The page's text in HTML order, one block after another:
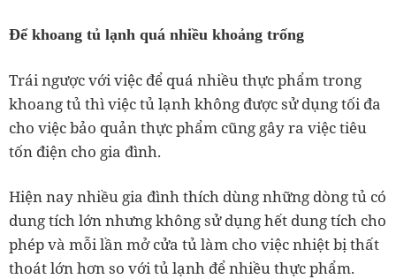
Để khoang tủ lạnh quá nhiều khoảng trống
Trái ngược với việc để quá nhiều thực phẩm trong
khoang tủ thì việc tủ lạnh không được sử dụng tối đa
cho việc bảo quản thực phẩm cũng gây ra việc tiêu
tốn điện cho gia đình.
Hiện nay nhiều gia đình thích dùng những dòng tủ có
dung tích lớn nhưng không sử dụng hết dung tích cho
phép và mỗi lần mở cửa tủ làm cho việc nhiệt bị thất
thoát lớn hơn so với tủ lạnh để nhiều thực phẩm.